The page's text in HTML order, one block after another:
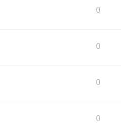
0
0
0
0